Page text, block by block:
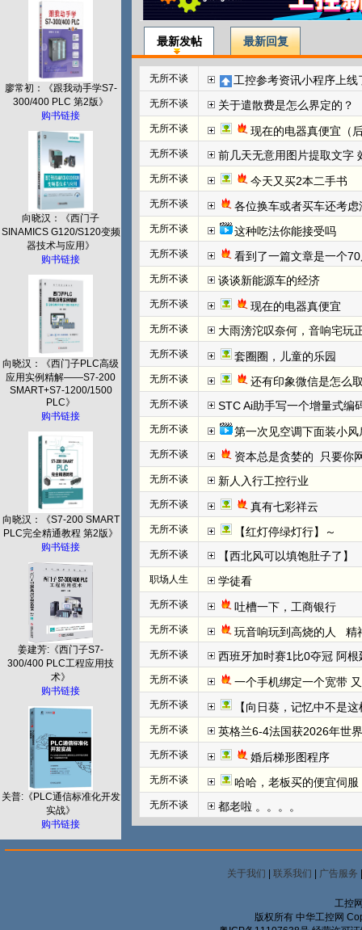
廖常初：《跟我动手学S7-
300/400 PLC 第2版》
购书链接
向晓汉：《西门子
SINAMICS G120/S120变频
器技术与应用》
购书链接
向晓汉：《西门子PLC高级
应用实例精解——S7-200
SMART+S7-1200/1500
PLC》
购书链接
向晓汉：《S7-200 SMART
PLC完全精通教程 第2版》
购书链接
姜建芳:《西门子S7-
300/400 PLC工程应用技
术》
购书链接
关普:《PLC通信标准化开发
实战》
购书链接
最新发帖 最新回复
无所不谈 工控参考资讯小程序上线
无所不谈 关于遣散费是怎么界定的？
无所不谈 现在的电器真便宜（
无所不谈 前几天无意用图片提取文字
无所不谈 今天又买2本二手书
无所不谈 各位换车或者买车还考虑
无所不谈 这种吃法你能接受吗
无所不谈 看到了一篇文章是一个
无所不谈 谈谈新能源车的经济
无所不谈 现在的电器真便宜
无所不谈 大雨滂沱叹奈何，音响宅玩
无所不谈 套圈圈，儿童的乐园
无所不谈 还有印象微信是怎么
无所不谈 STC Ai助手写一个增量式编
无所不谈 第一次见空调下面装小风
无所不谈 资本总是贪婪的  只要你
无所不谈 新人入行工控行业
无所不谈 真有七彩祥云
无所不谈 【红灯停绿灯行】～
无所不谈 【西北风可以填饱肚子了】
职场人生 学徒看
无所不谈 吐槽一下，工商银行
无所不谈 玩音响玩到高烧的人   精
无所不谈 西班牙加时赛1比0夺冠 阿
无所不谈 一个手机绑定一个宽带
无所不谈 【向日葵，记忆中不是
无所不谈 英格兰6-4法国获2026年世
无所不谈 婚后梯形图程序
无所不谈 哈哈，老板买的便宜伺
无所不谈 都老啦 。。。。
关于我们 | 联系我们 | 广告服务
工控
版权所有 中华工控网